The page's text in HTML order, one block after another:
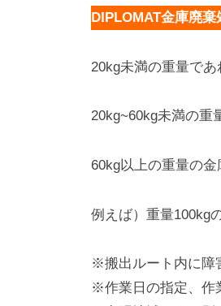
DIPLOMAT金庫廃
20kg未満の重量であ
20kg~60kg未満の重
60kg以上の重量の金
例えば）重量100kg
※搬出ルート内に障
※作業日の指定、作